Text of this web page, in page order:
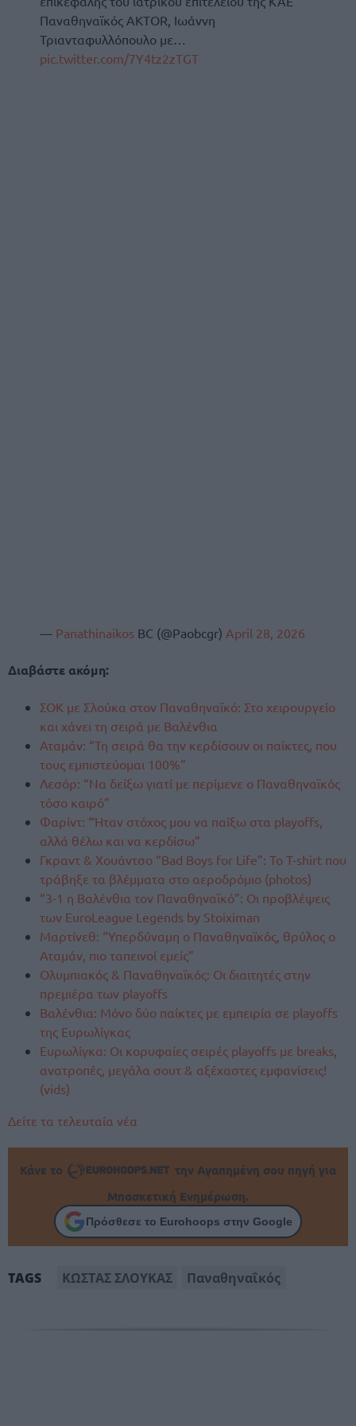
Παναθηναϊκός AKTOR, Ιωάννη
Τριανταφυλλόπουλο με…
pic.twitter.com/7Y4tz2zTGT
— Panathinaikos BC (@Paobcgr) April 28, 2026
Διαβάστε ακόμη:
ΣΟΚ με Σλούκα στον Παναθηναϊκό: Στο χειρουργείο
και χάνει τη σειρά με Βαλένθια
Αταμάν: “Τη σειρά θα την κερδίσουν οι παίκτες, που
τους εμπιστεύομαι 100%”
Λεσόρ: “Να δείξω γιατί με περίμενε ο Παναθηναϊκός
τόσο καιρό”
Φαρίντ: “Ήταν στόχος μου να παίξω στα playoffs,
αλλά θέλω και να κερδίσω”
Γκραντ & Χουάντσο “Bad Boys for Life”: Το T-shirt που
τράβηξε τα βλέμματα στο αεροδρόμιο (photos)
“3-1 η Βαλένθια τον Παναθηναϊκό”: Οι προβλέψεις
των EuroLeague Legends by Stoiximan
Μαρτίνεθ: “Υπερδύναμη ο Παναθηναϊκός, θρύλος ο
Αταμάν, πιο ταπεινοί εμείς”
Ολυμπιακός & Παναθηναϊκός: Οι διαιτητές στην
πρεμιέρα των playoffs
Βαλένθια: Μόνο δύο παίκτες με εμπειρία σε playoffs
της Ευρωλίγκας
Ευρωλίγκα: Οι κορυφαίες σειρές playoffs με breaks,
ανατροπές, μεγάλα σουτ & αξέχαστες εμφανίσεις!
(vids)
Δείτε τα τελευταία νέα
Κάνε το
την Αγαπημένη σου πηγή για
Μπασκετική Ενημέρωση.
Πρόσθεσε το Eurohoops στην Google
TAGS ΚΩΣΤΑΣ ΣΛΟΥΚΑΣ Παναθηναΐκός